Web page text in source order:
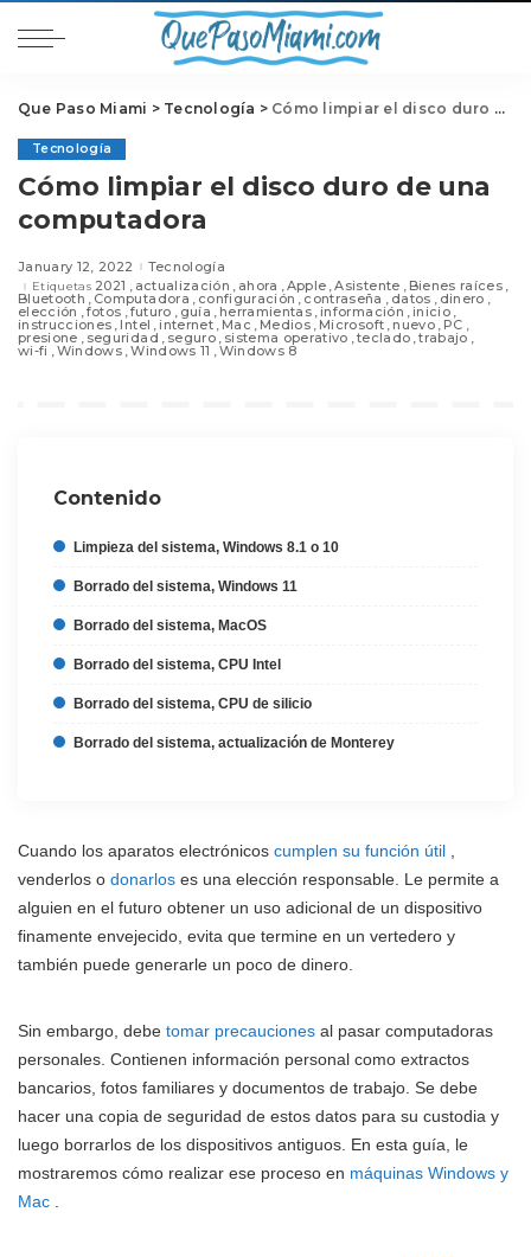
Que Paso Miami > Tecnología > Cómo limpiar el disco duro de una computadora
Tecnología
Cómo limpiar el disco duro de una
computadora
January 12, 2022 Tecnología
Etiquetas 2021 actualización ahora Apple Asistente Bienes raíces
Bluetooth Computadora configuración contraseña datos dinero
elección fotos futuro guía herramientas información inicio
instrucciones Intel internet Mac Medios Microsoft nuevo PC
presione seguridad seguro sistema operativo teclado trabajo
wi-fi Windows Windows 11 Windows 8
Contenido
Limpieza del sistema, Windows 8.1 o 10
Borrado del sistema, Windows 11
Borrado del sistema, MacOS
Borrado del sistema, CPU Intel
Borrado del sistema, CPU de silicio
Borrado del sistema, actualización de Monterey
Cuando los aparatos electrónicos cumplen su función útil
venderlos o donarlos es una elección responsable. Le permite a
alguien en el futuro obtener un uso adicional de un dispositivo
finamente envejecido, evita que termine en un vertedero y
también puede generarle un poco de dinero.
Sin embargo, debe tomar precauciones al pasar computadoras
personales. Contienen información personal como extractos
bancarios, fotos familiares y documentos de trabajo. Se debe
hacer una copia de seguridad de estos datos para su custodia y
luego borrarlos de los dispositivos antiguos. En esta guía, le
mostraremos cómo realizar ese proceso en máquinas Windows y
Mac